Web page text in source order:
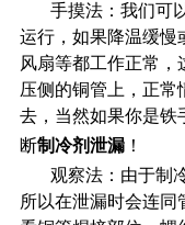
手摸法：我们可
运行，如果降温缓慢
风扇等都工作正常，
压侧的铜管上，正常
去，当然如果你是铁
断制冷剂泄漏！
观察法：由于制
所以在泄漏时会连同